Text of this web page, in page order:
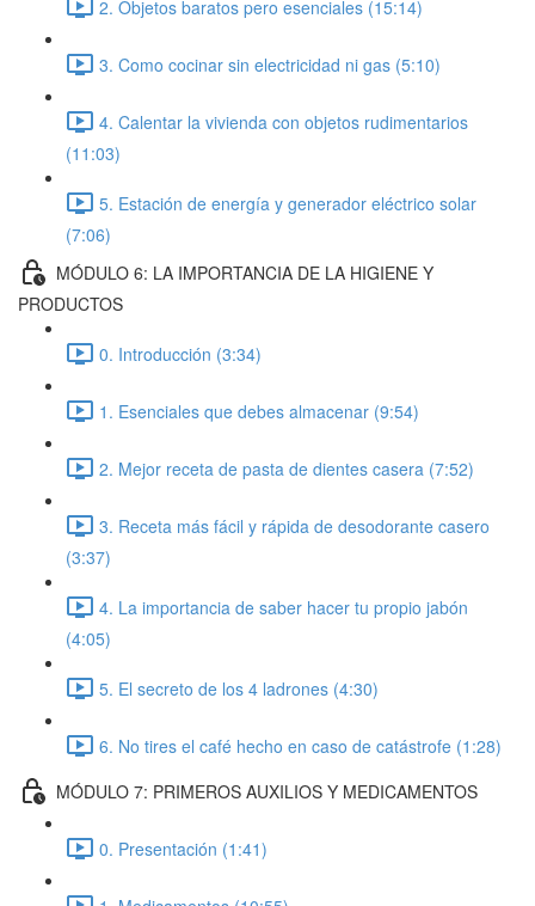
2. Objetos baratos pero esenciales (15:14)
3. Como cocinar sin electricidad ni gas (5:10)
4. Calentar la vivienda con objetos rudimentarios
(11:03)
5. Estación de energía y generador eléctrico solar
(7:06)
MÓDULO 6: LA IMPORTANCIA DE LA HIGIENE Y
PRODUCTOS
0. Introducción (3:34)
1. Esenciales que debes almacenar (9:54)
2. Mejor receta de pasta de dientes casera (7:52)
3. Receta más fácil y rápida de desodorante casero
(3:37)
4. La importancia de saber hacer tu propio jabón
(4:05)
5. El secreto de los 4 ladrones (4:30)
6. No tires el café hecho en caso de catástrofe (1:28)
MÓDULO 7: PRIMEROS AUXILIOS Y MEDICAMENTOS
0. Presentación (1:41)